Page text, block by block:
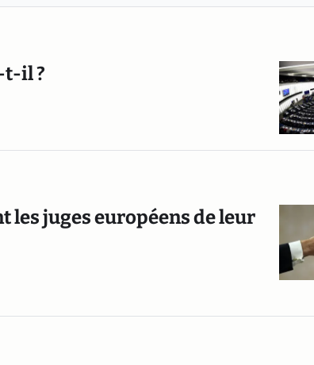
t-il ?
les juges européens de leur